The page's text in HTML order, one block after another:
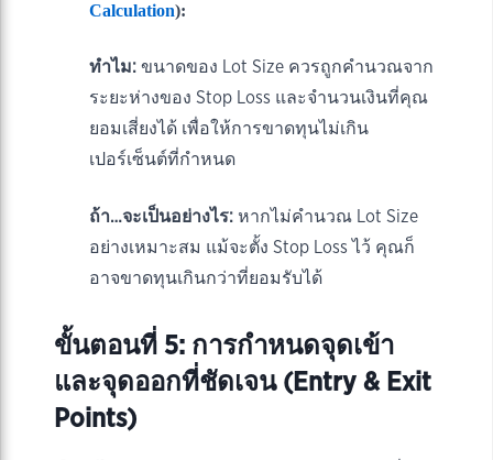
Calculation):
ทำไม: ขนาดของ Lot Size ควรถูกคำนวณจาก
ระยะห่างของ Stop Loss และจำนวนเงินที่คุณ
ยอมเสี่ยงได้ เพื่อให้การขาดทุนไม่เกิน
เปอร์เซ็นต์ที่กำหนด
ถ้า…จะเป็นอย่างไร: หากไม่คำนวณ Lot Size
อย่างเหมาะสม แม้จะตั้ง Stop Loss ไว้ คุณก็
อาจขาดทุนเกินกว่าที่ยอมรับได้
ขั้นตอนที่ 5: การกำหนดจุดเข้า
และจุดออกที่ชัดเจน (Entry & Exit
Points)